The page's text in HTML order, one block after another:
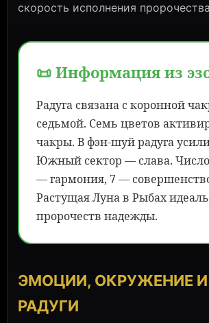
скорость исполнения
📜 Информация из
Радуга связана с коронной
седьмой. Семь цветов
чакры. В фэн-шуй радуга
Южный сектор — слава.
— гармония, 7 —
Растущая Луна в Рыбах
пророчеств надежды.
ЭМОЦИИ, ОКРУЖЕНИЕ И
РАДУГИ